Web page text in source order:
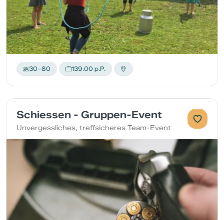
30–80 139.00 p.P.
Schiessen - Gruppen-Event
Unvergessliches, treffsicheres Team-Event